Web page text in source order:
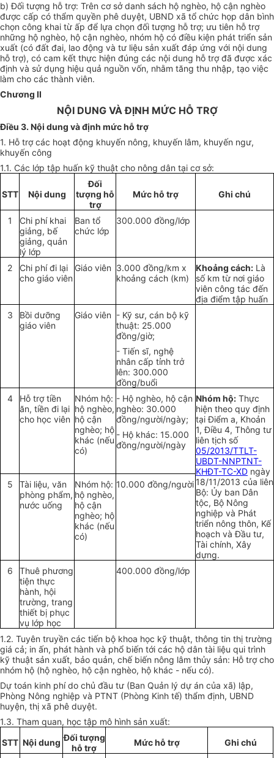
b) Đối tượng hỗ trợ: Trên cơ sở danh sách hộ nghèo, hộ cận nghèo
được cấp có thẩm quyền phê duyệt, UBND xã tổ chức họp dân bình
chọn công khai từ ấp để lựa chọn đối tượng hỗ trợ; ưu tiên hỗ trợ
những hộ nghèo, hộ cận nghèo, nhóm hộ có điều kiện phát triển sản
xuất (có đất đai, lao động và tư liệu sản xuất đáp ứng với nội dung
hỗ trợ), có cam kết thực hiện đúng các nội dung hỗ trợ đã được xác
định và sử dụng hiệu quả nguồn vốn, nhằm tăng thu nhập, tạo việc
làm cho các thành viên.
Chương II
NỘI DUNG VÀ ĐỊNH MỨC HỖ TRỢ
Điều 3. Nội dung và định mức hỗ trợ
1. Hỗ trợ các hoạt động khuyến nông, khuyến lâm, khuyến ngư,
khuyến công
1.1. Các lớp tập huấn kỹ thuật cho nông dân tại cơ sở:
STT Nội dung
Đối
tượng hỗ
trợ
Mức hỗ trợ Ghi chú
1
Chi phí khai
giảng, bế
giảng, quản
lý lớp
Ban tổ
chức lớp
300.000 đồng/lớp
2
Chi phí đi lại
cho giáo viên
Giáo viên 3.000 đồng/km x
khoảng cách (km)
Khoảng cách: Là
số km từ nơi giáo
viên công tác đến
địa điểm tập huấn
3
Bồi dưỡng
giáo viên
Giáo viên - Kỹ sư, cán bộ kỹ
thuật: 25.000
đồng/giờ;
- Tiến sĩ, nghệ
nhân cấp tỉnh trở
lên: 300.000
đồng/buổi
4
Hỗ trợ tiền
ăn, tiền đi lại
cho học viên
Nhóm hộ:
hộ nghèo,
hộ cận
nghèo; hộ
khác (nếu
có)
- Hộ nghèo, hộ cận
nghèo: 30.000
đồng/người/ngày;
- Hộ khác: 15.000
đồng/người/ngày
Nhóm hộ: Thực
hiện theo quy định
tại Điểm a, Khoản
1, Điều 4, Thông tư
liên tịch số
05/2013/TTLT-
UBDT-NNPTNT-
KHĐT-TC-XD ngày
18/11/2013 của liên
Bộ: Ủy ban Dân
tộc, Bộ Nông
nghiệp và Phát
triển nông thôn, Kế
hoạch và Đầu tư,
Tài chính, Xây
dựng.
5
Tài liệu, văn
phòng phẩm,
nước uống
Nhóm hộ:
hộ nghèo,
hộ cận
nghèo; hộ
khác (nếu
có)
10.000 đồng/người
6
Thuê phương
tiện thực
hành, hội
trường, trang
thiết bị phục
vụ lớp học
400.000 đồng/lớp
1.2. Tuyên truyền các tiến bộ khoa học kỹ thuật, thông tin thị trường
giá cả; in ấn, phát hành và phổ biến tới các hộ dân tài liệu qui trình
kỹ thuật sản xuất, bảo quản, chế biến nông lâm thủy sản: Hỗ trợ cho
nhóm hộ (hộ nghèo, hộ cận nghèo, hộ khác - nếu có).
Dự toán kinh phí do chủ đầu tư (Ban Quản lý dự án của xã) lập,
Phòng Nông nghiệp và PTNT (Phòng Kinh tế) thẩm định, UBND
huyện, thị xã phê duyệt.
1.3. Tham quan, học tập mô hình sản xuất:
STT Nội dung Đối tượng
hỗ trợ
Mức hỗ trợ Ghi chú